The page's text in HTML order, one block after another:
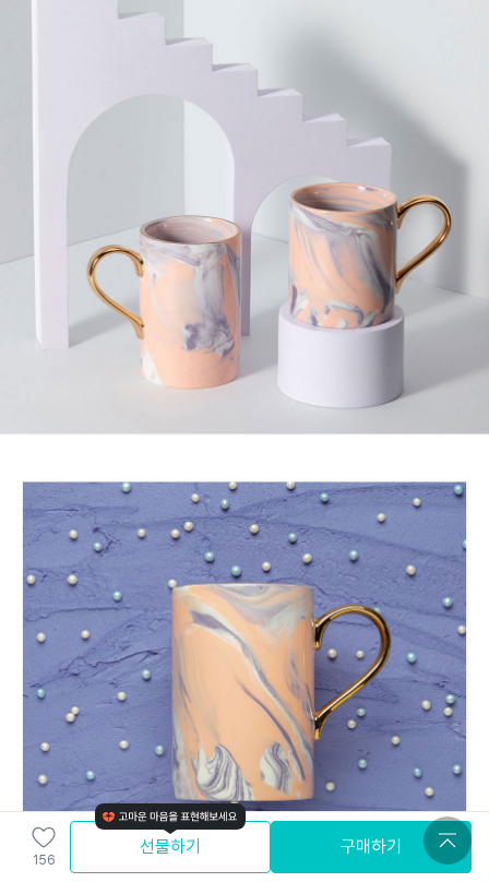
156
선물하기 구매하기